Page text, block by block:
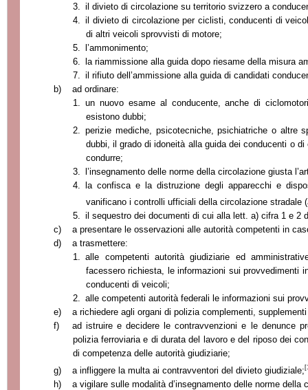
3.
il divieto di circolazione su territorio svizzero a
4.
il divieto di circolazione per ciclisti, conducenti di
di altri veicoli sprovvisti di motore;
5.
l’ammonimento;
6.
la riammissione alla guida dopo riesame della misura
7.
il rifiuto dell’ammissione alla guida di candidati
b)
ad ordinare:
1.
un nuovo esame al conducente, anche di
esistono dubbi;
2.
perizie mediche, psicotecniche, psichiatriche o altre
dubbi, il grado di idoneità alla guida dei conducenti o
condurre;
3.
l’insegnamento delle norme della circolazione giusta
4.
la confisca e la distruzione degli apparecchi e
vanificano i controlli ufficiali della circolazione stradale
5. il sequestro dei documenti di cui alla lett. a) cifra 1 e 2
c)
a presentare le osservazioni alle autorità competenti in
d)
a trasmettere:
1. alle competenti autorità giudiziarie ed
facessero richiesta, le informazioni sui provvedimenti
conducenti di veicoli;
2. alle competenti autorità federali le informazioni sui
e)
a richiedere agli organi di polizia complementi,
f)
ad istruire e decidere le contravvenzioni e le denunce
polizia ferroviaria e di durata del lavoro e del riposo dei
di competenza delle autorità giudiziarie;
g)
a infliggere la multa ai contravventori del divieto giudiziale;
h) a vigilare sulle modalità d’insegnamento delle norme della